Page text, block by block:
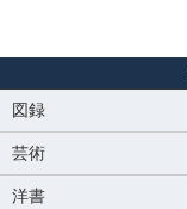
図録
芸術
洋書